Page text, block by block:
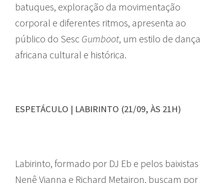
batuques, exploração da movimentação
corporal e diferentes ritmos, apresenta ao
público do Sesc Gumboot, um estilo de dança
africana cultural e histórica.
ESPETÁCULO | LABIRINTO (21/09, ÀS 21H)
Labirinto, formado por DJ Eb e pelos baixistas
Nenê Vianna e Richard Metairon, buscam por